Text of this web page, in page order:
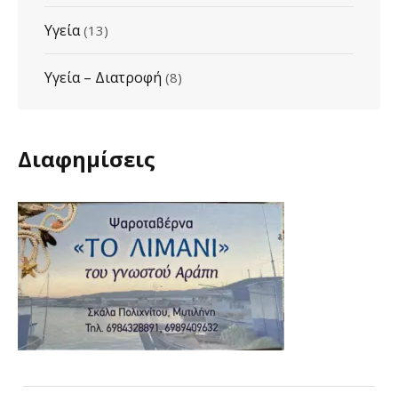
Υγεία(13)
Υγεία – Διατροφή (8)
Διαφημίσεις